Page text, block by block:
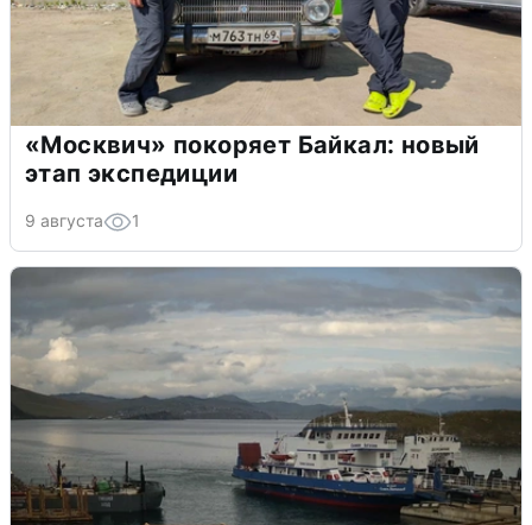
«Москвич» покоряет Байкал: новый
этап экспедиции
9 августа 1